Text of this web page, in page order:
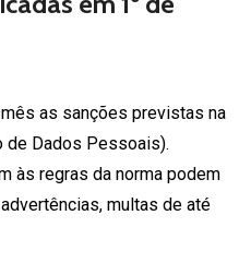
as sanções previstas na
de Dados Pessoais).
às regras da norma podem
multas de até